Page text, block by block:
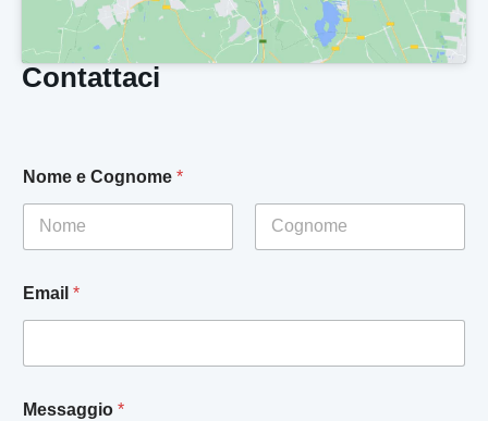
Contattaci
Nome e Cognome *
o
m
Email *
Messaggio *